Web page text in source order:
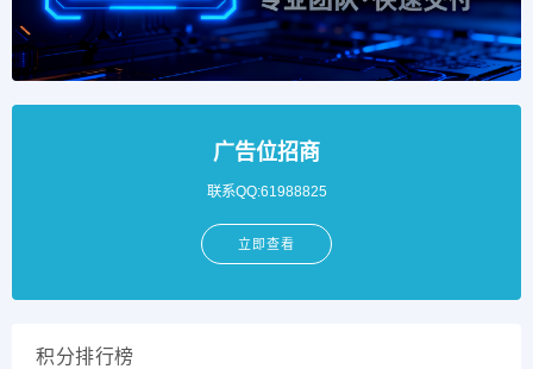
广告位招商
联系QQ:61988825
立即查看
积分排行榜